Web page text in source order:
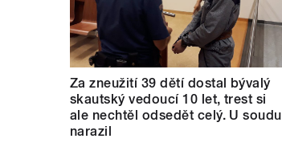
Za zneužití 39 dětí dostal bývalý
skautský vedoucí 10 let, trest si
ale nechtěl odsedět celý. U soudu
narazil